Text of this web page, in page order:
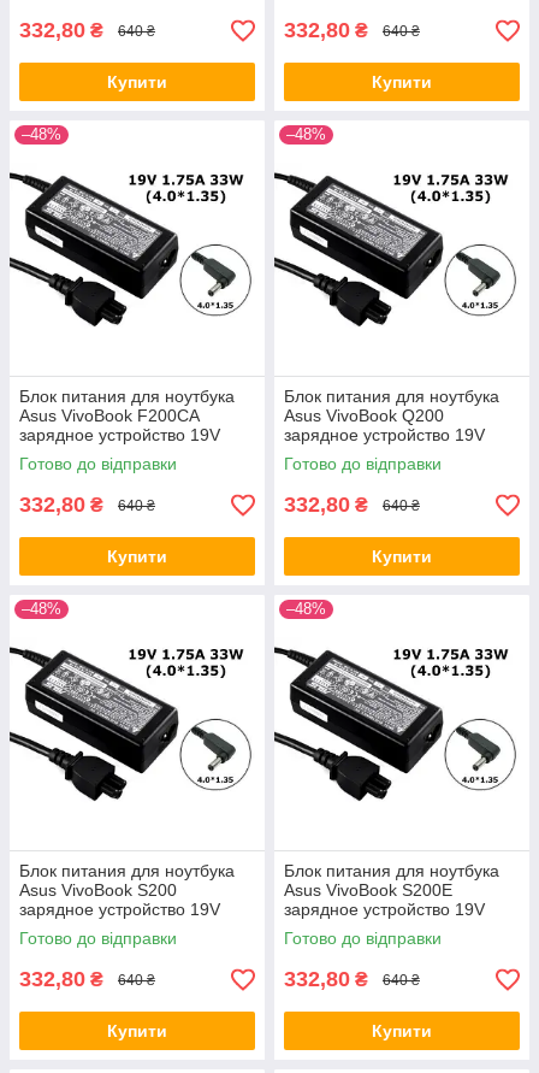
332,80 ₴ 640 ₴
Купити
332,80 ₴ 640 ₴
Купити
–48%
Блок питания для ноутбука
Asus VivoBook F200CA
зарядное устройство 19V
1.75A 33W 4.0*1.35
Готово до відправки
332,80 ₴ 640 ₴
Купити
–48%
Блок питания для ноутбука
Asus VivoBook Q200
зарядное устройство 19V
1.75A 33W 4.0*1.35
Готово до відправки
332,80 ₴ 640 ₴
Купити
–48%
Блок питания для ноутбука
Asus VivoBook S200
зарядное устройство 19V
1.75A 33W 4.0*1.35
Готово до відправки
332,80 ₴ 640 ₴
Купити
–48%
Блок питания для ноутбука
Asus VivoBook S200E
зарядное устройство 19V
1.75A 33W 4.0*1.35
Готово до відправки
332,80 ₴ 640 ₴
Купити